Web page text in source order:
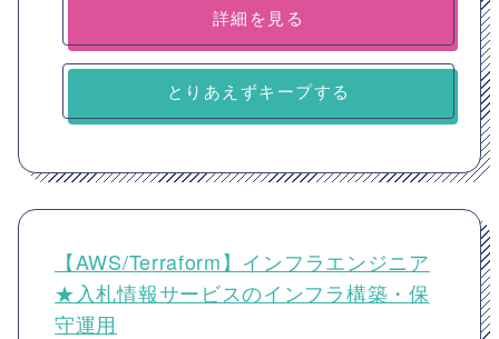
詳細を見る
とりあえずキープする
【AWS/Terraform】インフラエンジニア
★入札情報サービスのインフラ構築・保
守運用